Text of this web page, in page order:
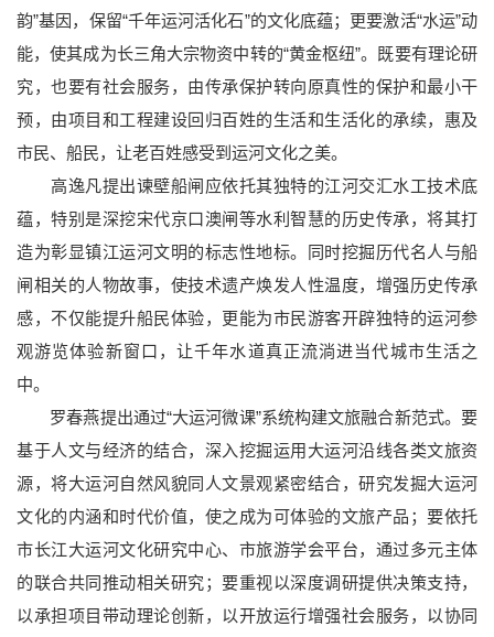
韵”基因，保留“千年运河活化石”的文化底蕴；更要激活“水运”动
能，使其成为长三角大宗物资中转的“黄金枢纽”。既要有理论研
究，也要有社会服务，由传承保护转向原真性的保护和最小干
预，由项目和工程建设回归百姓的生活和生活化的承续，惠及
市民、船民，让老百姓感受到运河文化之美。
高逸凡提出谏壁船闸应依托其独特的江河交汇水工技术底
蕴，特别是深挖宋代京口澳闸等水利智慧的历史传承，将其打
造为彰显镇江运河文明的标志性地标。同时挖掘历代名人与船
闸相关的人物故事，使技术遗产焕发人性温度，增强历史传承
感，不仅能提升船民体验，更能为市民游客开辟独特的运河参
观游览体验新窗口，让千年水道真正流淌进当代城市生活之
中。
罗春燕提出通过“大运河微课”系统构建文旅融合新范式。要
基于人文与经济的结合，深入挖掘运用大运河沿线各类文旅资
源，将大运河自然风貌同人文景观紧密结合，研究发掘大运河
文化的内涵和时代价值，使之成为可体验的文旅产品；要依托
市长江大运河文化研究中心、市旅游学会平台，通过多元主体
的联合共同推动相关研究；要重视以深度调研提供决策支持，
以承担项目带动理论创新，以开放运行增强社会服务，以协同